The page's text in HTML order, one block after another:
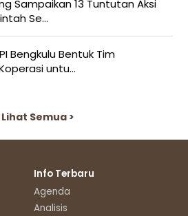
Sampaikan 13 Tuntutan Aksi
Se...
Bengkulu Bentuk Tim
untu...
Lihat Semua >
Info Terbaru
Agenda
Analisis